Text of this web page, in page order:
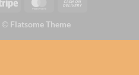
© Flatsome Theme